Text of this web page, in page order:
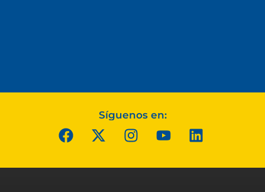
Síguenos en: